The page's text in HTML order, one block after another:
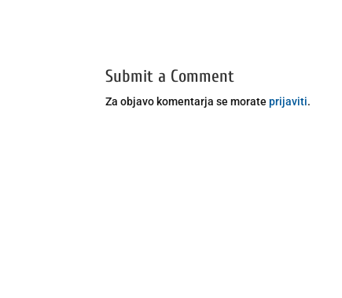
Submit a Comment
Za objavo komentarja se morateprijaviti.